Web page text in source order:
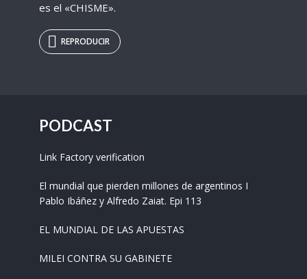
es el «CHISME».
REPRODUCIR
PODCAST
Link Factory verification
El mundial que pierden millones de argentinos I
Pablo Ibáñez y Alfredo Zaiat. Epi 113
EL MUNDIAL DE LAS APUESTAS
MILEI CONTRA SU GABINETE